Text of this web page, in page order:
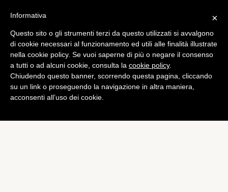
Games
PlayStation Store: Sony
rilascia la nuova interfaccia
di Giacomo Richichi
×
Informativa
Questo sito o gli strumenti terzi da questo utilizzati si avvalgono
di cookie necessari al funzionamento ed utili alle finalità illustrate
nella cookie policy. Se vuoi saperne di più o negare il consenso
a tutti o ad alcuni cookie, consulta la cookie policy.
Chiudendo questo banner, scorrendo questa pagina, cliccando
su un link o proseguendo la navigazione in altra maniera,
acconsenti all’uso dei cookie.